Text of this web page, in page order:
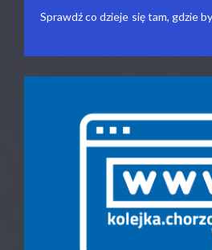
Sprawdź co dzieje się tam, gdzie